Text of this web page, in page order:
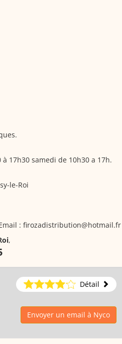
17h30 samedi de 10h30 a 17h.
le-Roi
: firozadistribution@hotmail.fr
,
Détail
Envoyer un email à Nyco